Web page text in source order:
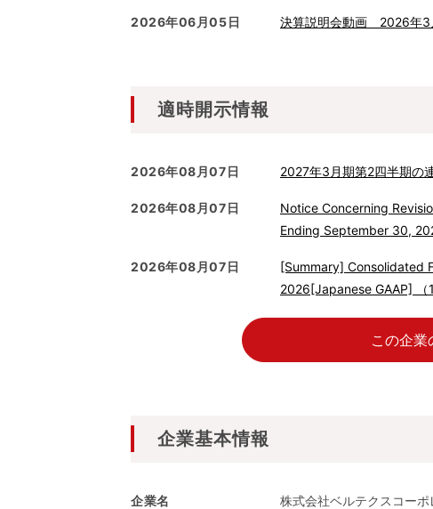
2026年06月05日 決算説明会動画 2026年
適時開示情報
2026年08月07日 2027年3月期第2四半期の
2026年08月07日
Notice Concerning
Ending September 30,
2026年08月07日
[Summary] Consolidated
2026[Japanese GAAP] （
この企業
企業基本情報
企業名 株式会社ベルテクスコーポ